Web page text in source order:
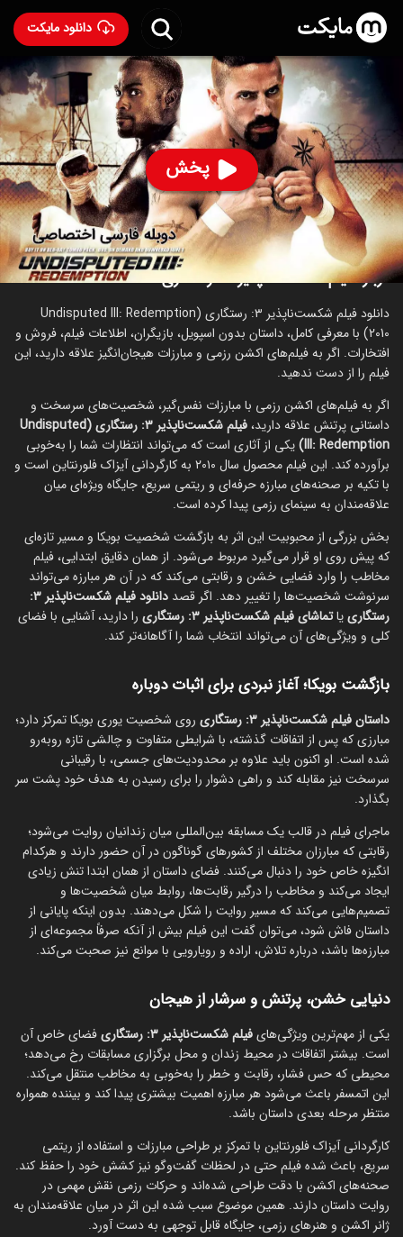
دانلود مایکت
پخش
فیلم شکست ناپذیر ۳ : رستگاری با دوبله فارسی
-
Undisputed 3: Redemption 2010
۴,۹۱۷ 93% ۷.۳
ساخت آمریکا سال 2010
رده سنی ۱۸+
اکشن
جنایی درام ورزشی
درباره فیلم شکست ناپذیر ۳ : رستگاری
دانلود فیلم شکست‌ناپذیر ۳: رستگاری (Undisputed III: Redemption
2010) با معرفی کامل، داستان بدون اسپویل، بازیگران، اطلاعات فیلم، فروش و
افتخارات. اگر به فیلم‌های اکشن رزمی و مبارزات هیجان‌انگیز علاقه دارید، این
فیلم را از دست ندهید.
اگر به فیلم‌های اکشن رزمی با مبارزات نفس‌گیر، شخصیت‌های سرسخت و
داستانی پرتنش علاقه دارید،
فیلم شکست‌ناپذیر ۳: رستگاری (Undisputed
III: Redemption) یکی از آثاری است که می‌تواند انتظارات شما را به‌خوبی
برآورده کند. این فیلم محصول سال ۲۰۱۰ به کارگردانی آیزاک فلورنتاین است و
با تکیه بر صحنه‌های مبارزه حرفه‌ای و ریتمی سریع، جایگاه ویژه‌ای میان
علاقه‌مندان به سینمای رزمی پیدا کرده است.
بخش بزرگی از محبوبیت این اثر به بازگشت شخصیت بویکا و مسیر تازه‌ای
که پیش روی او قرار می‌گیرد مربوط می‌شود. از همان دقایق ابتدایی، فیلم
مخاطب را وارد فضایی خشن و رقابتی می‌کند که در آن هر مبارزه می‌تواند
سرنوشت شخصیت‌ها را تغییر دهد. اگر قصد
دانلود فیلم شکست‌ناپذیر ۳:
رستگارییاتماشای فیلم شکست‌ناپذیر ۳: رستگاری
را دارید، آشنایی با فضای
کلی و ویژگی‌های آن می‌تواند انتخاب شما را آگاهانه‌تر کند.
بازگشت بویکا؛ آغاز نبردی برای اثبات دوباره
داستان فیلم شکست‌ناپذیر ۳: رستگاری
روی شخصیت یوری بویکا تمرکز دارد؛
مبارزی که پس از اتفاقات گذشته، با شرایطی متفاوت و چالشی تازه روبه‌رو
شده است. او اکنون باید علاوه بر محدودیت‌های جسمی، با رقیبانی
سرسخت نیز مقابله کند و راهی دشوار را برای رسیدن به هدف خود پشت سر
بگذارد.
ماجرای فیلم در قالب یک مسابقه بین‌المللی میان زندانیان روایت می‌شود؛
رقابتی که مبارزان مختلف از کشورهای گوناگون در آن حضور دارند و هرکدام
انگیزه خاص خود را دنبال می‌کنند. فضای داستان از همان ابتدا تنش زیادی
ایجاد می‌کند و مخاطب را درگیر رقابت‌ها، روابط میان شخصیت‌ها و
تصمیم‌هایی می‌کند که مسیر روایت را شکل می‌دهند. بدون اینکه پایانی از
داستان فاش شود، می‌توان گفت این فیلم بیش از آنکه صرفاً مجموعه‌ای از
مبارزه‌ها باشد، درباره تلاش، اراده و رویارویی با موانع نیز صحبت می‌کند.
دنیایی خشن، پرتنش و سرشار از هیجان
یکی از مهم‌ترین ویژگی‌هایفیلم شکست‌ناپذیر ۳: رستگاری
فضای خاص آن
است. بیشتر اتفاقات در محیط زندان و محل برگزاری مسابقات رخ می‌دهد؛
محیطی که حس فشار، رقابت و خطر را به‌خوبی به مخاطب منتقل می‌کند.
این اتمسفر باعث می‌شود هر مبارزه اهمیت بیشتری پیدا کند و بیننده همواره
منتظر مرحله بعدی داستان باشد.
کارگردانی آیزاک فلورنتاین با تمرکز بر طراحی مبارزات و استفاده از ریتمی
سریع، باعث شده فیلم حتی در لحظات گفت‌وگو نیز کشش خود را حفظ کند.
صحنه‌های اکشن با دقت طراحی شده‌اند و حرکات رزمی نقش مهمی در
روایت داستان دارند. همین موضوع سبب شده این اثر در میان علاقه‌مندان به
ژانر اکشن و هنرهای رزمی، جایگاه قابل توجهی به دست آورد.